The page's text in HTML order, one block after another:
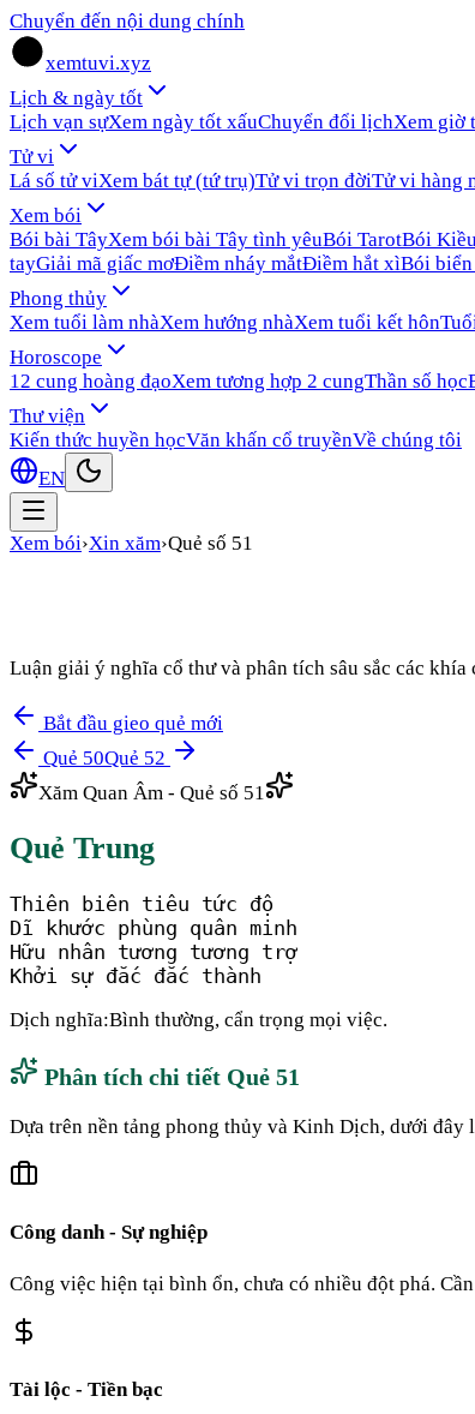
Chuyển đến nội dung chính
xemtuvi.xyz
Lịch & ngày tốt
Lịch vạn sựXem ngày tốt xấuChuyển đổi lịchXem giờ
Tử vi
Lá số tử viXem bát tự (tứ trụ)Tử vi trọn đờiTử vi hàng
Xem bói
Bói bài TâyXem bói bài Tây tình yêuBói TarotBói Kiều
tayGiải mã giấc mơĐiềm nháy mắtĐiềm hắt xìBói biển
Phong thủy
Xem tuổi làm nhàXem hướng nhàXem tuổi kết hôn
Horoscope
12 cung hoàng đạoXem tương hợp 2 cungThần số học
Thư viện
Kiến thức huyền họcVăn khấn cổ truyềnVề chúng tôi
EN
Xem bói›Xin xăm›Quẻ số 51
Luận giải ý nghĩa cổ thư và phân tích sâu sắc các khía
Bắt đầu gieo quẻ mới
Quẻ 50Quẻ 52
Xăm Quan Âm - Quẻ số 51
Quẻ Trung
Thiên biên tiêu tức độ
Dĩ khước phùng quân minh
Hữu nhân tương tương trợ
Khởi sự đắc đắc thành
Dịch nghĩa:Bình thường, cẩn trọng mọi việc.
Phân tích chi tiết Quẻ 51
Dựa trên nền tảng phong thủy và Kinh Dịch, dưới đây
Công danh - Sự nghiệp
Công việc hiện tại bình ổn, chưa có nhiều đột phá.
Tài lộc - Tiền bạc